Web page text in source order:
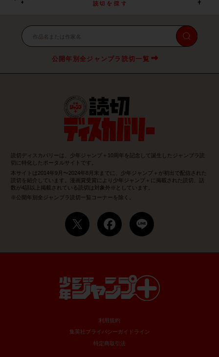
公開年別全ジャンプラ読切一覧
読切ディスカバリーは、少年ジャンプ＋10周年を記念して誕生したジャンプラ読
切に特化したポータルサイトです。
本サイトは2014年9月〜2024年8月末までに、少年ジャンプ＋が初出で配信された
読切を紹介しています。漫画賞受賞により少年ジャンプ＋に掲載された読切、話
数が4話以上掲載されている読切は対象外※としています。
※公開年別全ジャンプラ読切一覧コーナーを除く。
利用規約
集英社プライバシーガイドライン
特定商取引法